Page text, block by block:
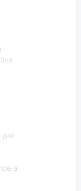
pré
à